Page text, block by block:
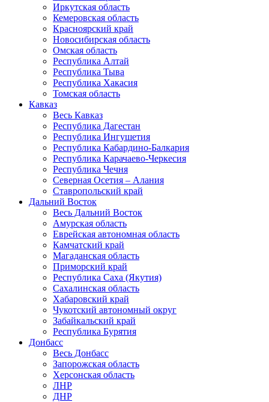
Иркутская область
Кемеровская область
Красноярский край
Новосибирская область
Омская область
Республика Алтай
Республика Тыва
Республика Хакасия
Томская область
Кавказ
Весь Кавказ
Республика Дагестан
Республика Ингушетия
Республика Кабардино-Балкария
Республика Карачаево-Черкесия
Республика Чечня
Северная Осетия – Алания
Ставропольский край
Дальний Восток
Весь Дальний Восток
Амурская область
Еврейская автономная область
Камчатский край
Магаданская область
Приморский край
Республика Саха (Якутия)
Сахалинская область
Хабаровский край
Чукотский автономный округ
Забайкальский край
Республика Бурятия
Донбасс
Весь Донбасс
Запорожская область
Херсонская область
ЛНР
ДНР